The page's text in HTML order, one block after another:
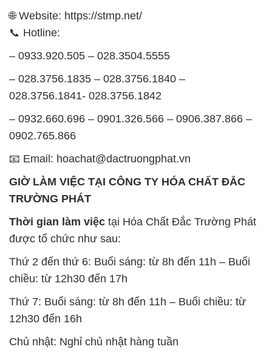
🌐 Website: https://stmp.net/
📞 Hotline:
– 0933.920.505 – 028.3504.5555
– 028.3756.1835 – 028.3756.1840 –
028.3756.1841- 028.3756.1842
– 0932.660.696 – 0901.326.566 – 0906.387.866 –
0902.765.866
📧 Email: hoachat@dactruongphat.vn
GIỜ LÀM VIỆC TẠI CÔNG TY HÓA CHẤT ĐẮC
TRƯỜNG PHÁT
Thời gian làm việc tại Hóa Chất Đắc Trường Phát
được tổ chức như sau:
Thứ 2 đến thứ 6: Buổi sáng: từ 8h đến 11h – Buổi
chiều: từ 12h30 đến 17h
Thứ 7: Buổi sáng: từ 8h đến 11h – Buổi chiều: từ
12h30 đến 16h
Chủ nhật: Nghỉ chủ nhật hàng tuần